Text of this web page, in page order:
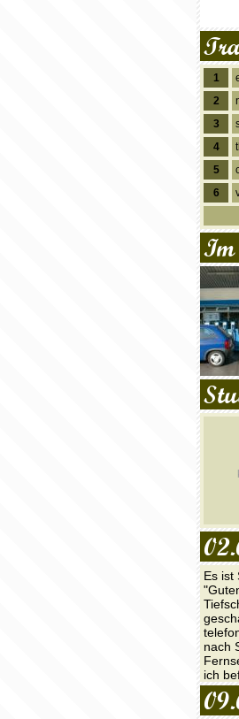
1
2
3
4
5
6
Im
Es ist
nach
ich